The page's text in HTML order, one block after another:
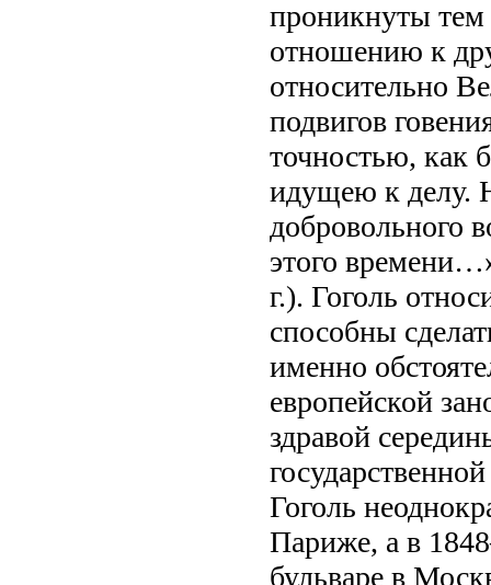
проникнуты
отношению к
относительно
подвигов
точностью, как
идущею к делу.
добровольного
этого
г.). Гоголь
способны
именно
европейской
здравой
Гоголь
Париже, а в
бульваре в